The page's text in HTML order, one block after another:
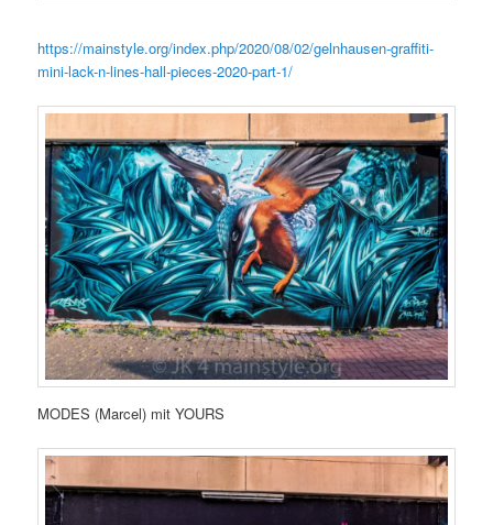
https://mainstyle.org/index.php/2020/08/02/gelnhausen-graffiti-
mini-lack-n-lines-hall-pieces-2020-part-1/
MODES (Marcel) mit YOURS